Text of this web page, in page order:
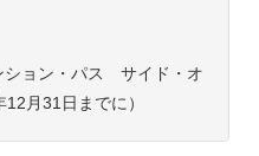
ション・パス サイド・オ
月31日までに）